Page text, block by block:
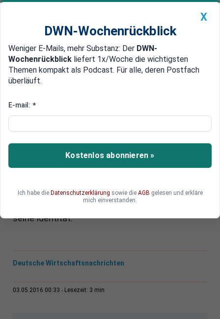
Newsticker MEIN DWN: Geldanlage Premium
Edelmetalle DWN-Magazin China
Rätsel um Krypto-Währung gelöst
Australischer Unternehmer
erklärt sich zum Bitcoin-Erfinder
Ein australischer Unternehmer hat sich als
beenden. Mit dem Bekenntnis lieferte er offenbar
seine Identität.
Deutsche Wirtschaftsnachrichten
03.05.2016 00:33 Lesezeit: 3 min
X
DWN-Wochenrückblick
Weniger E-Mails, mehr Substanz: Der DWN-
Wochenrückblick liefert 1x/Woche die wichtigsten
Themen kompakt als Podcast. Für alle, deren Postfach
überläuft.
E-mail: *
Kostenlos abonnieren »
Ich habe die Datenschutzerklärung sowie die AGB gelesen und erkläre
mich einverstanden.